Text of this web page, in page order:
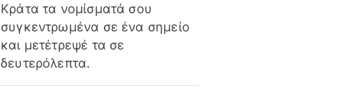
Κράτα τα νομίσματά σου
συγκεντρωμένα σε ένα σημείο
και μετέτρεψέ τα σε
δευτερόλεπτα.